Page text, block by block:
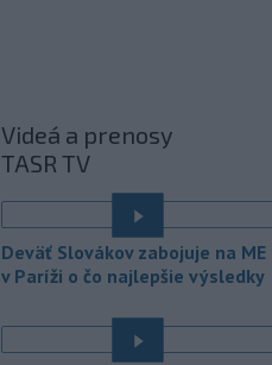
po jeho neúspešnom pláne.
Vo štvrtok do polnoci treba
najmä na západe a severozápade
Slovenska počítať s búrkami.
Slovenský hydrometeorologický ústav
(SHMÚ) vydal výstrahy prvého stupňa.
Platia aj v okresoch Snina a Sobrance.
18:19 - Polícia v súčinnosti s ďalšími
Videá a prenosy
TASR TV
Deväť Slovákov zabojuje na ME
v Paríži o čo najlepšie výsledky